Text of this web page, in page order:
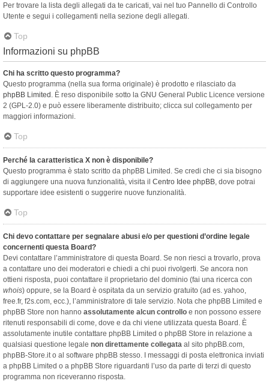
Per trovare la lista degli allegati da te caricati, vai nel tuo Pannello di Controllo
Utente e segui i collegamenti nella sezione degli allegati.
Top
Informazioni su phpBB
Chi ha scritto questo programma?
Questo programma (nella sua forma originale) è prodotto e rilasciato da
phpBB Limited . È reso disponibile sotto la GNU General Public Licence versione
2 (GPL-2.0) e può essere liberamente distribuito; clicca sul collegamento per
maggiori informazioni.
Top
Perché la caratteristica X non è disponibile?
Questo programma è stato scritto da phpBB Limited. Se credi che ci sia bisogno
di aggiungere una nuova funzionalità, visita il Centro Idee phpBB, dove potrai
supportare idee esistenti o suggerire nuove funzionalità.
Top
Chi devo contattare per segnalare abusi e/o per questioni d’ordine legale
concernenti questa Board?
Devi contattare l’amministratore di questa Board. Se non riesci a trovarlo, prova
a contattare uno dei moderatori e chiedi a chi puoi rivolgerti. Se ancora non
ottieni risposta, puoi contattare il proprietario del dominio (fai una ricerca con
whois) oppure, se la Board è ospitata da un servizio gratuito (ad es. yahoo,
free.fr, f2s.com, ecc.), l’amministratore di tale servizio. Nota che phpBB Limited e
phpBB Store non hanno assolutamente alcun controllo e non possono essere
ritenuti responsabili di come, dove e da chi viene utilizzata questa Board. È
assolutamente inutile contattare phpBB Limited o phpBB Store in relazione a
qualsiasi questione legale non direttamente collegata al sito phpBB.com,
phpBB-Store.it o al software phpBB stesso. I messaggi di posta elettronica inviati
a phpBB Limited o a phpBB Store riguardanti l’uso da parte di terzi di questo
programma non riceveranno risposta.